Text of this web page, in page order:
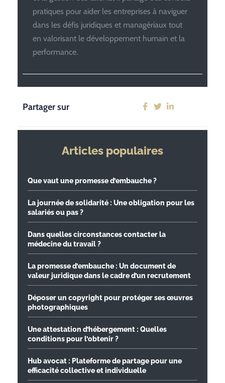
pratiques pour aider les entreprises à naviguer
dans les défis juridiques et managériaux tout
en valorisant le développement humain et la
performance.
Partager sur
Articles populaires
Que vaut une promesse d’embauche ?
La journée de solidarité : Une obligation pour les
salariés ou pas ?
Dans quelles circonstances contacter la
médecine du travail ?
La promesse d’embauche : Un document de
valeur juridique dans le cadre d’un recrutement
Déposer un copyright pour protéger ses œuvres
photographiques
Une attestation d’hébergement : Quelles
conditions pour l’obtenir ?
Hub avocat : Plateforme de partage pour une
efficacité collective et individuelle